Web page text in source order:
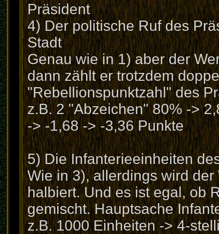
Präsident
4) Der politische Ruf des
Stadt
Genau wie in 1) aber der
dann zählt er trotzdem
"Rebellionspunktzahl" des
z.B. 2 "Abzeichen" 80% ->
-> -1,68 -> -3,36 Punkte
5) Die Infanterieeinheiten
Wie in 3), allerdings wird
halbiert. Und es ist egal, ob
gemischt. Hauptsache
z.B. 1000 Einheiten -> 4-